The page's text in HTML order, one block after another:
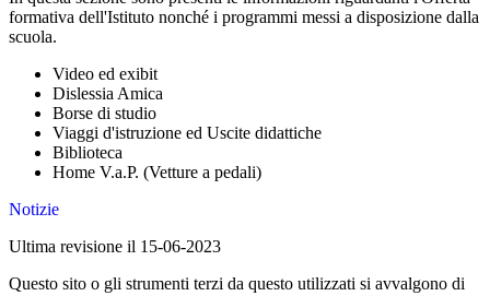
formativa dell'Istituto nonché i programmi messi a disposizione dalla
scuola.
Video ed exibit
Dislessia Amica
Borse di studio
Viaggi d'istruzione ed Uscite didattiche
Biblioteca
Home V.a.P. (Vetture a pedali)
Notizie
Ultima revisione il 15-06-2023
Questo sito o gli strumenti terzi da questo utilizzati si avvalgono di